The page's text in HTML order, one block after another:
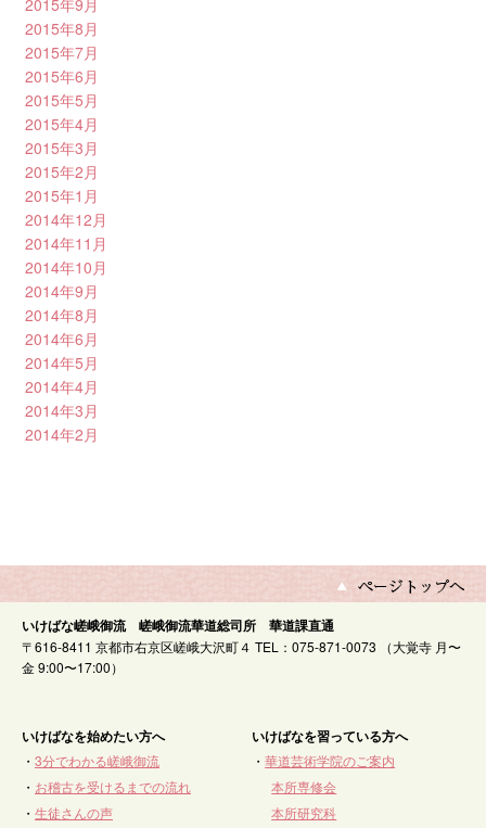
2015年8月
2015年7月
2015年6月
2015年5月
2015年4月
2015年3月
2015年2月
2015年1月
2014年12月
2014年11月
2014年10月
2014年9月
2014年8月
2014年6月
2014年5月
2014年4月
2014年3月
2014年2月
いけばな嵯峨御流 嵯峨御流華道総司所 華道課直通
〒616-8411 京都市右京区嵯峨大沢町４ TEL：075-871-0073 （大覚寺 月〜
金 9:00〜17:00）
いけばなを始めたい方へ
・ 3分でわかる嵯峨御流
・ お稽古を受けるまでの流れ
・ 生徒さんの声
いけばなを習っている方へ
・華道芸術学院のご案内
本所専修会
本所研究科